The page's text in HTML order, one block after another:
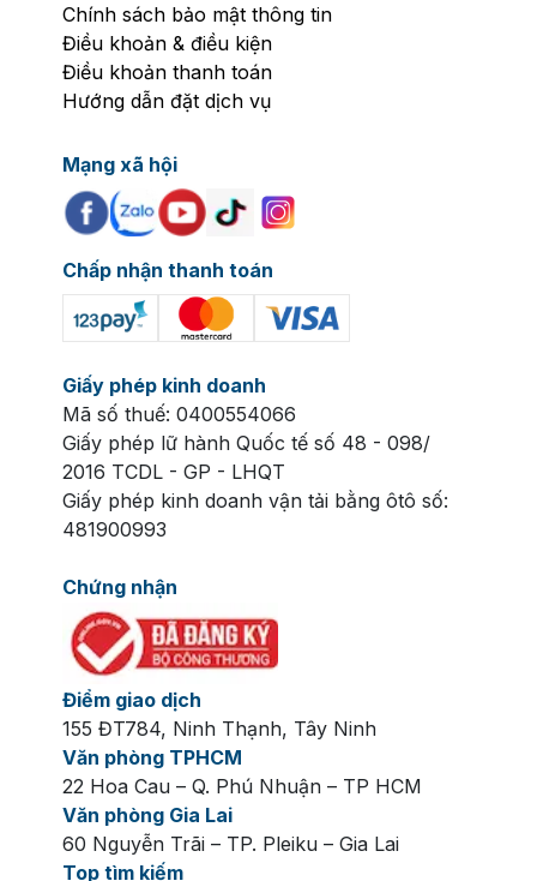
Chính sách bảo mật thông tin
Điều khoản & điều kiện
Điều khoản thanh toán
Hướng dẫn đặt dịch vụ
Mạng xã hội
Chấp nhận thanh toán
Giấy phép kinh doanh
Mã số thuế: 0400554066
Giấy phép lữ hành Quốc tế số 48 - 098/
2016 TCDL - GP - LHQT
Giấy phép kinh doanh vận tải bằng ôtô số:
481900993
Chứng nhận
Điểm giao dịch
155 ĐT784, Ninh Thạnh, Tây Ninh
Văn phòng TPHCM
22 Hoa Cau – Q. Phú Nhuận – TP HCM
Văn phòng Gia Lai
60 Nguyễn Trãi – TP. Pleiku – Gia Lai
Top tìm kiếm